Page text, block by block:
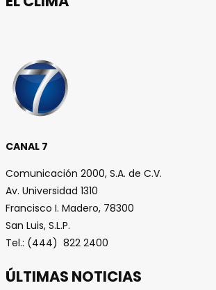
CANAL 7
Comunicación 2000, S.A. de C.V.
Av. Universidad 1310
Francisco I. Madero, 78300
San Luis, S.L.P.
Tel.: (444) 822 2400
ÚLTIMAS NOTICIAS